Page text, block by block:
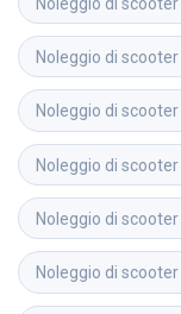
Noleggio di scooter
Noleggio di scooter
Noleggio di scooter
Noleggio di scooter
Noleggio di scooter